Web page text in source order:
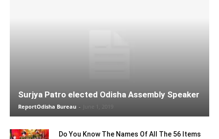
Surjya Patro elected Odisha Assembly Speaker
ReportOdisha Bureau - June 1, 2019
Do You Know The Names Of All The 56 Items